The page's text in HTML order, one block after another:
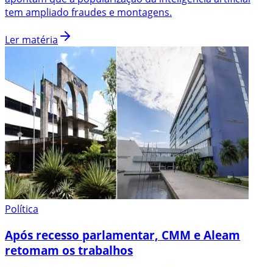
tem ampliado fraudes e montagens.
Ler matéria
Política
Após recesso parlamentar, CMM e Aleam
retomam os trabalhos